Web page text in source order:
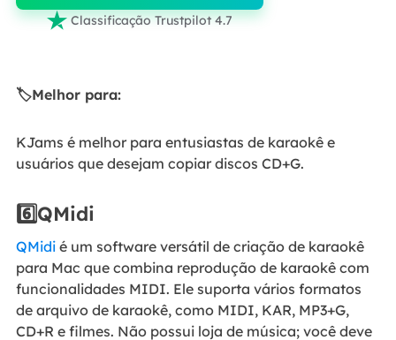
 Classificação Trustpilot 4.7
🏷️Melhor para:
KJams é melhor para entusiastas de karaokê e
usuários que desejam copiar discos CD+G.
6️⃣QMidi
QMidié um software versátil de criação de karaokê
para Mac que combina reprodução de karaokê com
funcionalidades MIDI. Ele suporta vários formatos
de arquivo de karaokê, como MIDI, KAR, MP3+G,
CD+R e filmes. Não possui loja de música; você deve